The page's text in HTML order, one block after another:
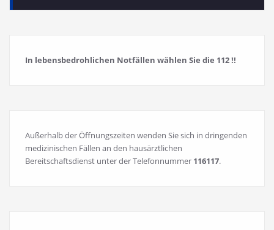
In lebensbedrohlichen Notfällen wählen Sie die 112 !!
Außerhalb der Öffnungszeiten wenden Sie sich in dringenden
medizinischen Fällen an den hausärztlichen
Bereitschaftsdienst unter der Telefonnummer 116117.